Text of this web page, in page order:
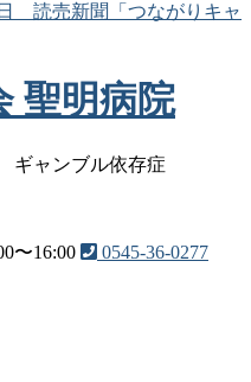
読売新聞「つながりキャ
ギャンブル依存症
〜16:00 0545-36-0277